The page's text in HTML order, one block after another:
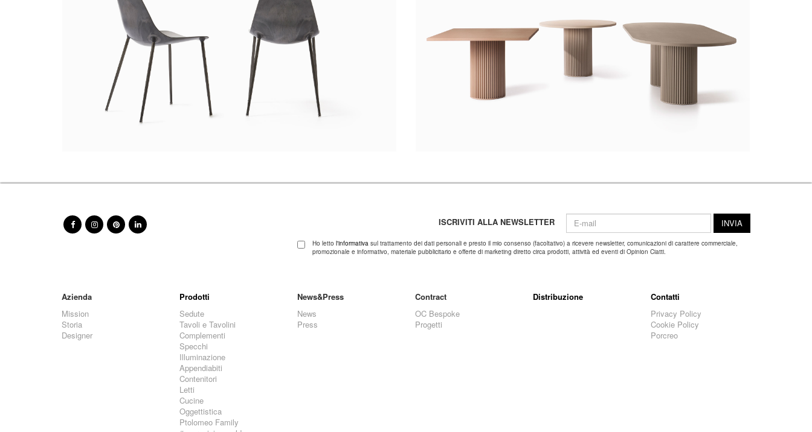
ISCRIVITI ALLA NEWSLETTER INVIA
Ho letto l'informativa sul trattamento dei dati personali e presto il mio consenso (facoltativo) a ricevere newsletter, comunicazioni di carattere commerciale,
promozionale e informativo, materiale pubblicitario e offerte di marketing diretto circa prodotti, attività ed eventi di Opinion Ciatti.
Azienda
Mission
Storia
Designer
Prodotti
Sedute
Tavoli e Tavolini
Complementi
Specchi
Illuminazione
Appendiabiti
Contenitori
Letti
Cucine
Oggettistica
Ptolomeo Family
News&Press
News
Press
Contract
OC Bespoke
Progetti
Distribuzione
Contatti
Privacy Policy
Cookie Policy
Porcreo